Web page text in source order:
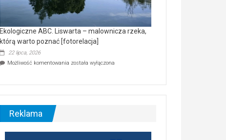
Ekologiczne ABC. Liswarta – malownicza rzeka,
którą warto poznać [fotorelacja]
22 lipca, 2026
Możliwość komentowania Ekologiczne
–
malownicza
[fotorelacja]
została wyłączona
Reklama